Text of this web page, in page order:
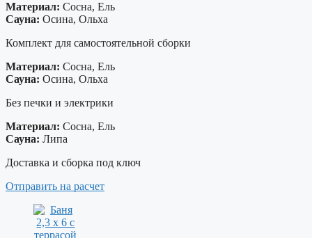
Материал: Сосна, Ель
Сауна: Осина, Ольха
Комплект для самостоятельной сборки
Материал: Сосна, Ель
Сауна: Осина, Ольха
Без печки и электрики
Материал: Сосна, Ель
Сауна: Липа
Доставка и сборка под ключ
Отправить на расчет